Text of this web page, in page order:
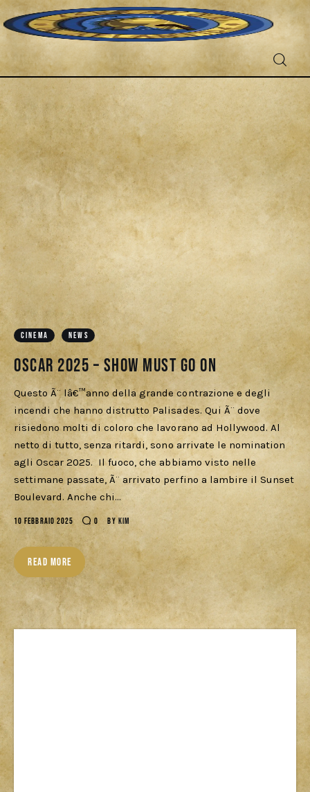
Fantascienza
Fantasy
Games
Recensioni
Libri e fumetti
Cercatori
Download
CINEMA NEWS
Oscar 2025 – Show must go on
Questo Ã¨ lâ€™anno della grande contrazione e degli
incendi che hanno distrutto Palisades. Qui Ã¨ dove
risiedono molti di coloro che lavorano ad Hollywood. Al
netto di tutto, senza ritardi, sono arrivate le nomination
agli Oscar 2025. Il fuoco, che abbiamo visto nelle
settimane passate, Ã¨ arrivato perfino a lambire il Sunset
Boulevard. Anche chi…
10 FEBBRAIO 2025 0 BY KIM
READ MORE